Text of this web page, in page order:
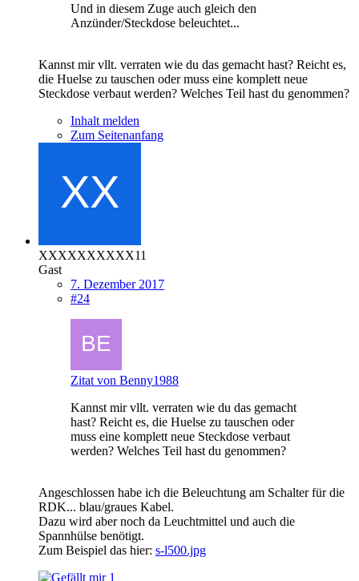
Und in diesem Zuge auch gleich den
Anzünder/Steckdose beleuchtet...
Kannst mir vllt. verraten wie du das gemacht hast? Reicht es,
die Huelse zu tauschen oder muss eine komplett neue
Steckdose verbaut werden? Welches Teil hast du genommen?
Inhalt melden
Zum Seitenanfang
XXXXXXXXXX11
Gast
7. Dezember 2017
#24
Zitat von Benny1988
Kannst mir vllt. verraten wie du das gemacht
hast? Reicht es, die Huelse zu tauschen oder
muss eine komplett neue Steckdose verbaut
werden? Welches Teil hast du genommen?
Angeschlossen habe ich die Beleuchtung am Schalter für die
RDK... blau/graues Kabel.
Dazu wird aber noch da Leuchtmittel und auch die
Spannhülse benötigt.
Zum Beispiel das hier: s-l500.jpg
1